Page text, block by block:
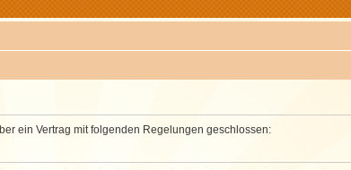
ein Vertrag mit folgenden Regelungen geschlossen: